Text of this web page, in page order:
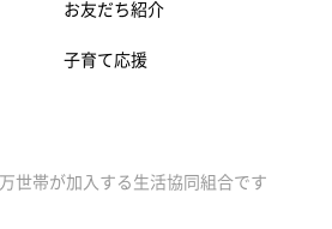
お友だち紹介
子育て応援
世帯が加入する生活協同組合です